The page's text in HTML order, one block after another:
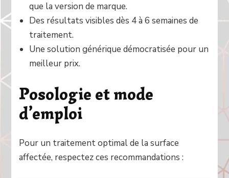
que la version de marque.
Des résultats visibles dès 4 à 6 semaines de
traitement.
Une solution générique démocratisée pour un
meilleur prix.
Posologie et mode
d’emploi
Pour un traitement optimal de la surface
affectée, respectez ces recommandations :